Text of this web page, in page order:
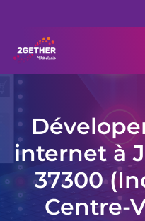
internet à
37300
Centre-